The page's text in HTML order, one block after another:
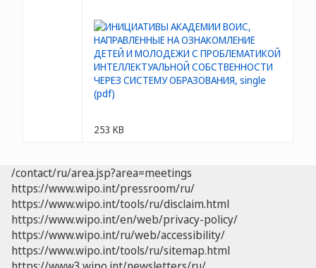
253 KB
/contact/ru/area.jsp?area=meetings
https://www.wipo.int/pressroom/ru/
https://www.wipo.int/tools/ru/disclaim.html
https://www.wipo.int/en/web/privacy-policy/
https://www.wipo.int/ru/web/accessibility/
https://www.wipo.int/tools/ru/sitemap.html